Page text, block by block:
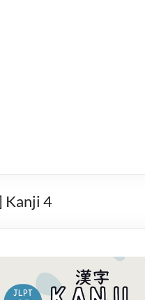
Kanji 4